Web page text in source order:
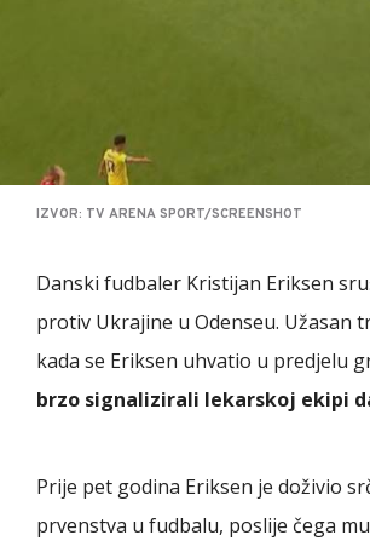
IZVOR: TV ARENA SPORT/SCREENSHOT
Danski fudbaler Kristijan Eriksen
protiv Ukrajine u Odenseu. Užasan
kada se Eriksen uhvatio u predjelu
brzo signalizirali lekarskoj ekipi
Prije pet godina Eriksen je doživio
prvenstva u fudbalu, poslije čega